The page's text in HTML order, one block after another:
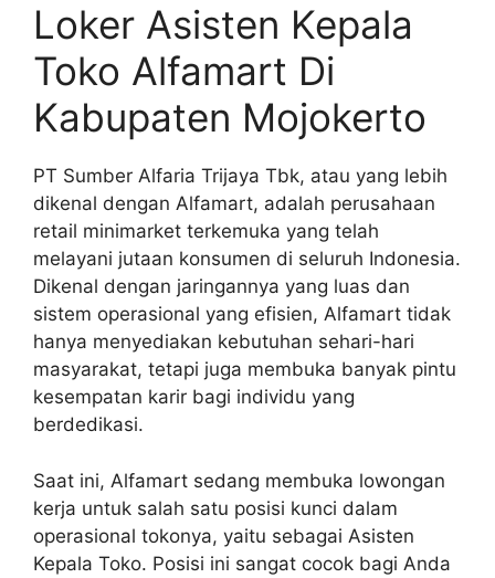
Loker Asisten Kepala
Toko Alfamart Di
Kabupaten Mojokerto
PT Sumber Alfaria Trijaya Tbk, atau yang lebih
dikenal dengan Alfamart, adalah perusahaan
retail minimarket terkemuka yang telah
melayani jutaan konsumen di seluruh Indonesia.
Dikenal dengan jaringannya yang luas dan
sistem operasional yang efisien, Alfamart tidak
hanya menyediakan kebutuhan sehari-hari
masyarakat, tetapi juga membuka banyak pintu
kesempatan karir bagi individu yang
berdedikasi.
Saat ini, Alfamart sedang membuka lowongan
kerja untuk salah satu posisi kunci dalam
operasional tokonya, yaitu sebagai Asisten
Kepala Toko. Posisi ini sangat cocok bagi Anda